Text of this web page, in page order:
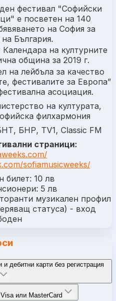
фестивал "Софийски
е посветен на 140
на София за
България.
на културните
община за 2019 г.
на лейбъла за качество
фестивалите за Европа”
асоциация.
на културата,
филхармония
БНР, TV1, Classic FM
страници:
sofiamusicweeks/
билет: 10 лв
5 лв
музикален профил
статуса) - вход
дебитни карти без регистрация
или MasterCard